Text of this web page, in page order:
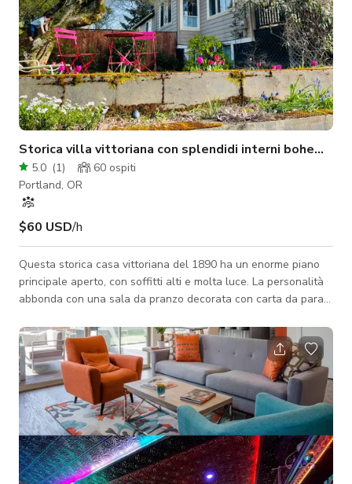
Storica villa vittoriana con splendidi interni bohemien
5.0 (1) 60 ospiti
Portland, OR
$60 USD/h
Questa storica casa vittoriana del 1890 ha un enorme piano
principale aperto, con soffitti alti e molta luce. La personalità
abbonda con una sala da pranzo decorata con carta da parati
originali in legno di abete Douglas e una stufa a legna le
conferiscono un'atmosfera accogliente. La cucina moderna e
luminosa presenta una combinazione di piastrelle a chevron e
metropolitana, elettrodomestici in acciaio inox, isola vintage
turches